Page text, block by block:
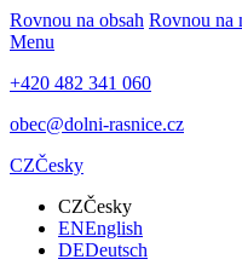
Rovnou na obsah Rovnou na
Menu
+420 482 341 060
obec@dolni-rasnice.cz
CZČesky
CZČesky
ENEnglish
DEDeutsch